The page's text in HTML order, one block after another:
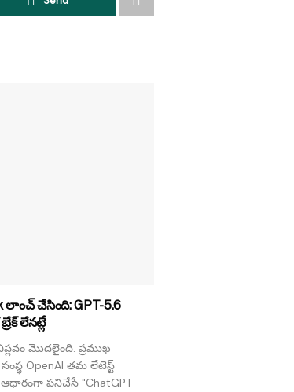
లాంచ్ చేసింది: GPT-5.6
లేనట్లే
మొదలైంది. ప్రముఖ
OpenAI తమ లేటెస్ట్
పనిచేసే "ChatGPT